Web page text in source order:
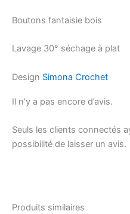
Boutons fantaisie bois
Lavage 30° séchage à plat
Design Simona Crochet
Il n’y a pas encore d’avis.
Seuls les clients connectés
possibilité de laisser un avis.
Produits similaires